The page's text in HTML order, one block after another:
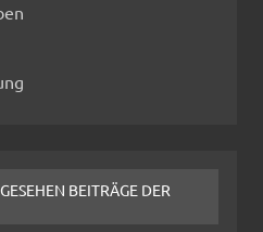
BEITRÄGE DER